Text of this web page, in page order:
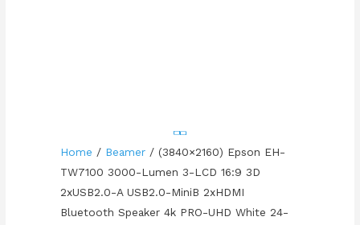
Home / Beamer / (3840×2160) Epson EH-
TW7100 3000-Lumen 3-LCD 16:9 3D
2xUSB2.0-A USB2.0-MiniB 2xHDMI
Bluetooth Speaker 4k PRO-UHD White 24-